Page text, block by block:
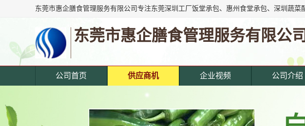
东莞市惠企膳食管理服务有限公司
公司首页 供应商机 企业视频 公司介绍